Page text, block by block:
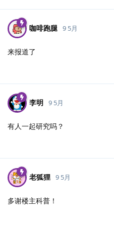
咖啡跑腿 9 5月
来报道了
李明 9 5月
有人一起研究吗？
老狐狸 9 5月
多谢楼主科普！